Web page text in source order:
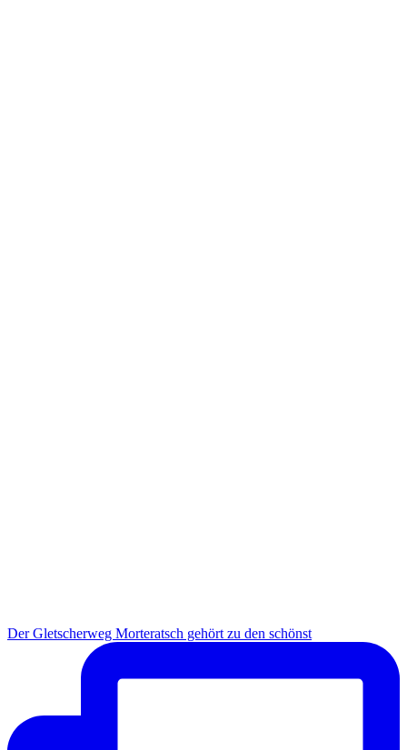
Der Gletscherweg Morteratsch gehört zu den schönst